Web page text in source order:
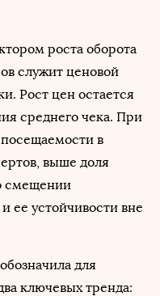
роста оборота
служит ценовой
Рост цен остается
среднего чека. При
в
выше доля
смещении
ее устойчивости вне
для
ключевых тренда: